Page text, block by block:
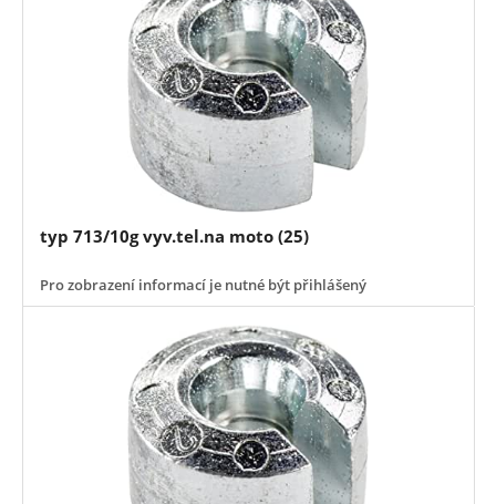
typ 713/10g vyv.tel.na moto (25)
Pro zobrazení informací je nutné být přihlášený